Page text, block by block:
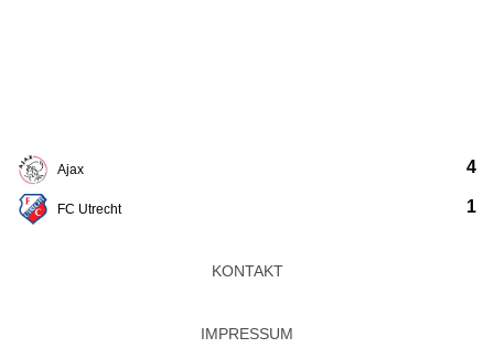
Ajax
FC Utrecht
4
1
KONTAKT
IMPRESSUM